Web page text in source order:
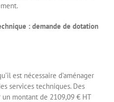
: demande de dotation
est nécessaire d’aménager
services techniques. Des
montant de 2109,09 € HT